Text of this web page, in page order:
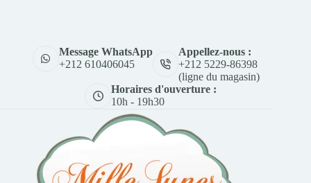
Message WhatsApp
+212 610406045
Appellez-nous :
+212 5229-86398
(ligne du magasin)
Horaires d'ouverture :
10h - 19h30